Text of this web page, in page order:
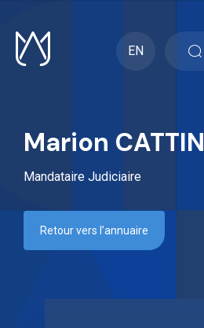
content
EN
Marion CATTIN
Mandataire Judiciaire
Retour vers l’annuaire